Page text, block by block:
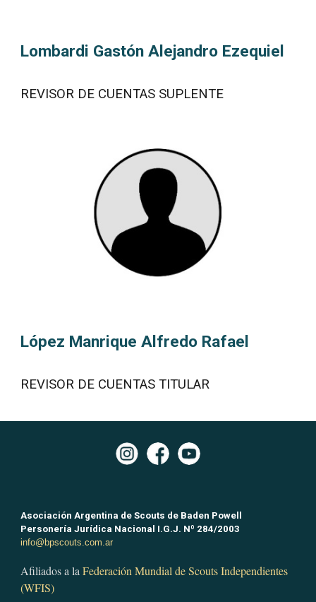
Lombardi Gastón Alejandro Ezequiel
REVISOR DE CUENTAS SUPLENTE
López Manrique Alfredo Rafael
REVISOR DE CUENTAS TITULAR
Asociación Argentina de Scouts de Baden Powell
Personería Jurídica Nacional I.G.J. Nº 284/2003
info@bpscouts.com.ar
Afiliados a laFederación Mundial de Scouts Independientes
(WFIS)